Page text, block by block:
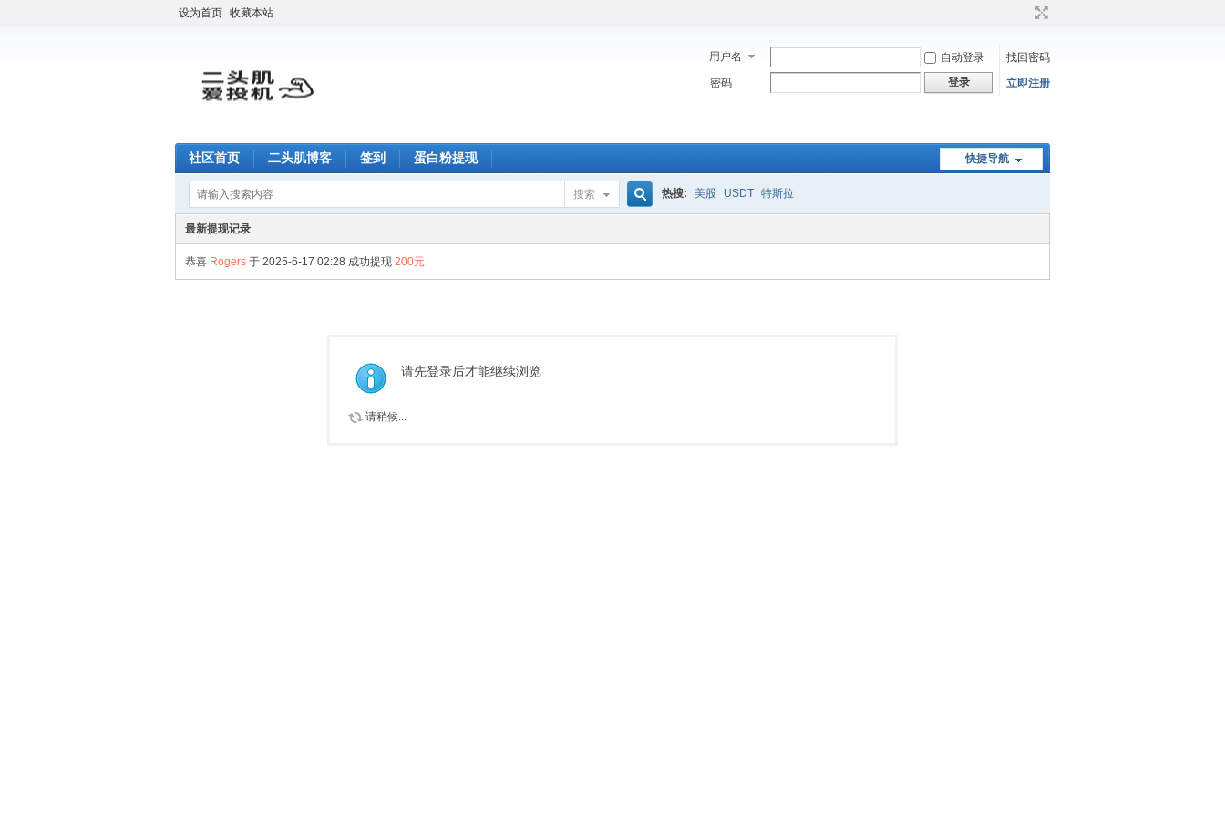
设为首页 收藏本站
用户名 自动登录
找回密码
密码
登录 立即注册
快捷导航
社区首页 二头肌博客 签到 蛋白粉提现
搜索 热搜: 美股 USDT 特斯拉
最新提现记录
恭喜 Rogers 于 2025-6-17 02:28 成功提现 200元
请先登录后才能继续浏览
请稍候...